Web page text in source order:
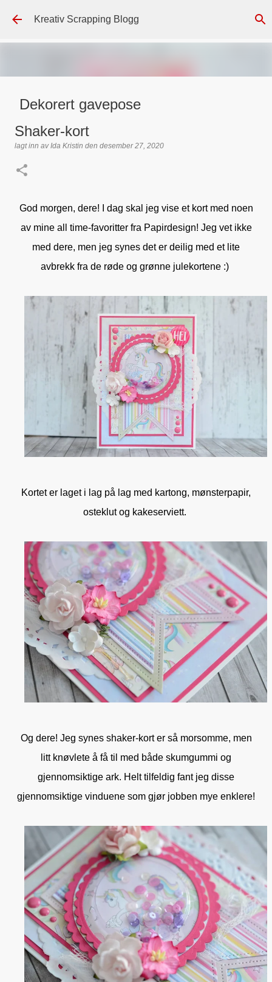
Gå til hovedinnhold
Kreativ Scrapping Blogg
Dekorert gavepose
Shaker-kort
lagt inn avIda Kristin den desember 27, 2020
God morgen, dere! I dag skal jeg vise et kort med noen
av mine all time-favoritter fra Papirdesign! Jeg vet ikke
med dere, men jeg synes det er deilig med et lite
avbrekk fra de røde og grønne julekortene :)
Kortet er laget i lag på lag med kartong, mønsterpapir,
osteklut og kakeserviett.
Og dere! Jeg synes shaker-kort er så morsomme, men
litt knøvlete å få til med både skumgummi og
gjennomsiktige ark. Helt tilfeldig fant jeg disse
gjennomsiktige vinduene som gjør jobben mye enklere!